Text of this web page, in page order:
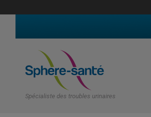
Spécialiste des troubles urinaires